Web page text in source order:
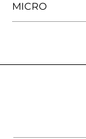
MICRO